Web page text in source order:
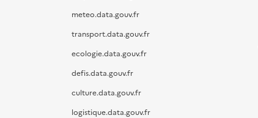
meteo.data.gouv.fr
transport.data.gouv.fr
ecologie.data.gouv.fr
defis.data.gouv.fr
culture.data.gouv.fr
logistique.data.gouv.fr